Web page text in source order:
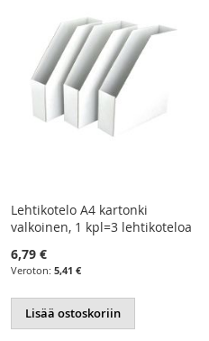
Lehtikotelo A4 kartonki
valkoinen, 1 kpl=3 lehtikoteloa
6,79 €
5,41 €
Lisää ostoskoriin